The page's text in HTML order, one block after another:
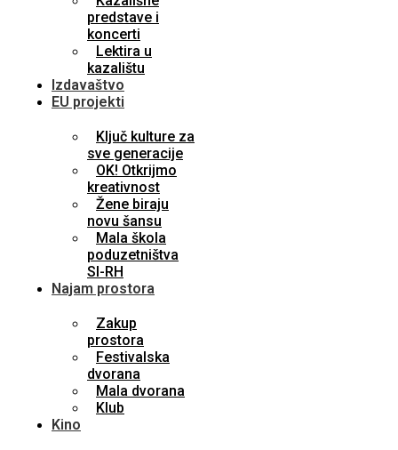
predstave i
koncerti
Lektira u
kazalištu
Izdavaštvo
EU projekti
Ključ kulture za
sve generacije
OK! Otkrijmo
kreativnost
Žene biraju
novu šansu
Mala škola
poduzetništva
SI-RH
Najam prostora
Zakup
prostora
Festivalska
dvorana
Mala dvorana
Klub
Kino